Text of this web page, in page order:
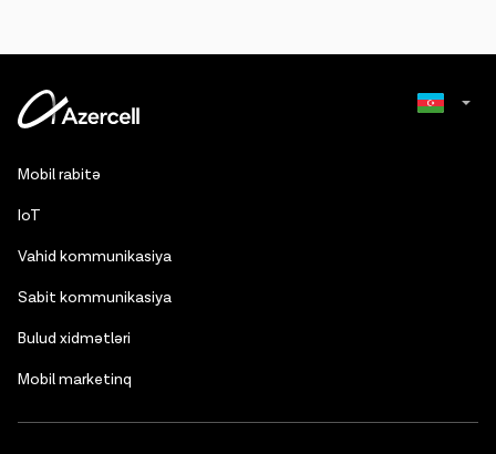
Mobil rabitə
IoT
Vahid kommunikasiya
Sabit kommunikasiya
Bulud xidmətləri
Mobil marketinq